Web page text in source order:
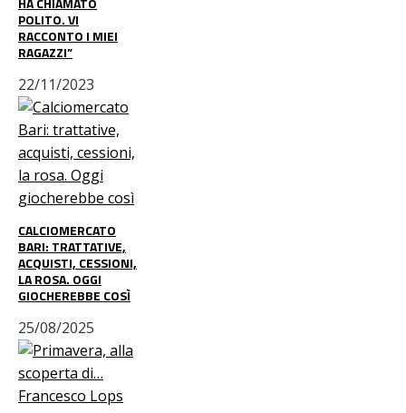
POLITO. VI
RACCONTO I MIEI
RAGAZZI”
22/11/2023
CALCIOMERCATO
BARI: TRATTATIVE,
ACQUISTI, CESSIONI,
LA ROSA. OGGI
GIOCHEREBBE COSÌ
25/08/2025